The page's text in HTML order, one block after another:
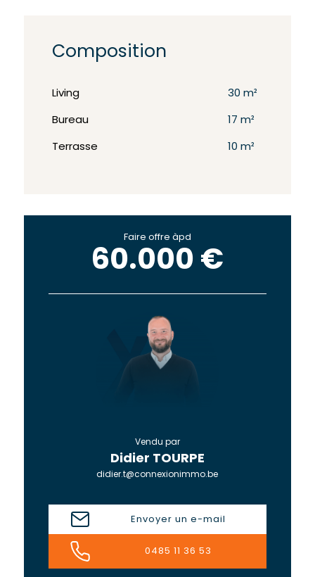
Composition
Living 30 m²
Bureau 17 m²
Terrasse 10 m²
Faire offre àpd
60.000 €
Vendu par
Didier TOURPE
didier.t@connexionimmo.be
Envoyer un e-mail
0485 11 36 53